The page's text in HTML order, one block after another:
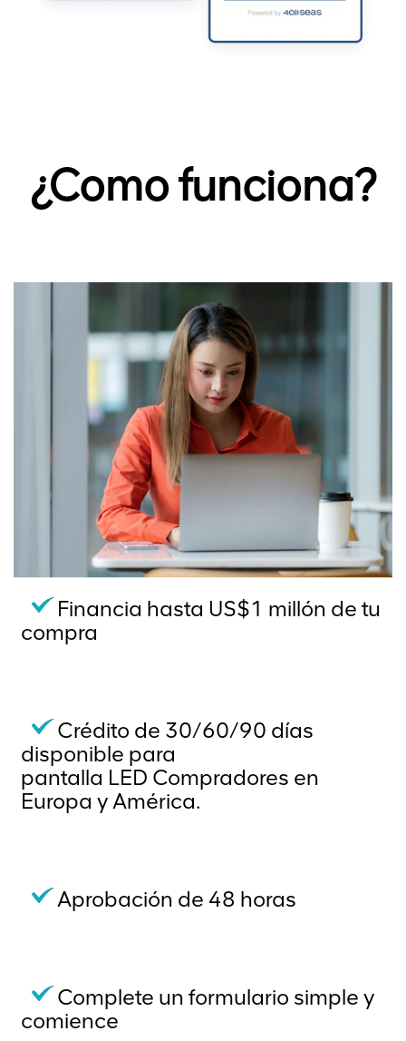
¿Como funciona?
Financia hasta US$1 millón de tu
compra
Crédito de 30/60/90 días
disponible para
pantalla LED Compradores en
Europa y América.
Aprobación de 48 horas
Complete un formulario simple y
comience